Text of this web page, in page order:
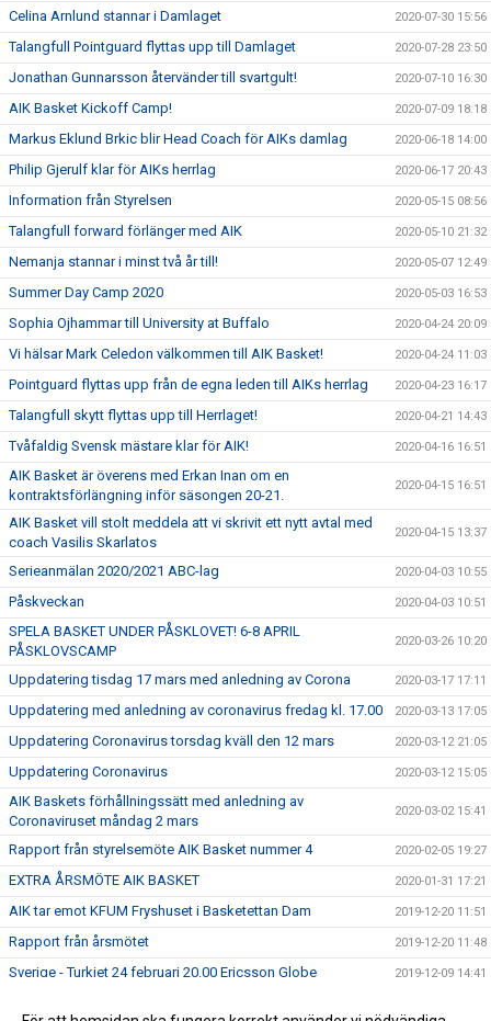
Celina Arnlund stannar i Damlaget 2020-07-30 15:56
Talangfull Pointguard flyttas upp till Damlaget 2020-07-28 23:50
Jonathan Gunnarsson återvänder till svartgult! 2020-07-10 16:30
AIK Basket Kickoff Camp! 2020-07-09 18:18
Markus Eklund Brkic blir Head Coach för AIKs damlag 2020-06-18 14:00
Philip Gjerulf klar för AIKs herrlag 2020-06-17 20:43
Information från Styrelsen 2020-05-15 08:56
Talangfull forward förlänger med AIK 2020-05-10 21:32
Nemanja stannar i minst två år till! 2020-05-07 12:49
Summer Day Camp 2020 2020-05-03 16:53
Sophia Ojhammar till University at Buffalo 2020-04-24 20:09
Vi hälsar Mark Celedon välkommen till AIK Basket! 2020-04-24 11:03
Pointguard flyttas upp från de egna leden till AIKs herrlag 2020-04-23 16:17
Talangfull skytt flyttas upp till Herrlaget! 2020-04-21 14:43
Tvåfaldig Svensk mästare klar för AIK! 2020-04-16 16:51
AIK Basket är överens med Erkan Inan om en
kontraktsförlängning inför säsongen 20-21.
2020-04-15 16:51
AIK Basket vill stolt meddela att vi skrivit ett nytt avtal med
coach Vasilis Skarlatos
2020-04-15 13:37
Serieanmälan 2020/2021 ABC-lag 2020-04-03 10:55
Påskveckan 2020-04-03 10:51
SPELA BASKET UNDER PÅSKLOVET! 6-8 APRIL
PÅSKLOVSCAMP
2020-03-26 10:20
Uppdatering tisdag 17 mars med anledning av Corona 2020-03-17 17:11
Uppdatering med anledning av coronavirus fredag kl. 17.00 2020-03-13 17:05
Uppdatering Coronavirus torsdag kväll den 12 mars 2020-03-12 21:05
Uppdatering Coronavirus 2020-03-12 15:05
AIK Baskets förhållningssätt med anledning av
Coronaviruset måndag 2 mars
2020-03-02 15:41
Rapport från styrelsemöte AIK Basket nummer 4 2020-02-05 19:27
EXTRA ÅRSMÖTE AIK BASKET 2020-01-31 17:21
AIK tar emot KFUM Fryshuset i Basketettan Dam 2019-12-20 11:51
Rapport från årsmötet 2019-12-20 11:48
Sverige - Turkiet 24 februari 20.00 Ericsson Globe 2019-12-09 14:41